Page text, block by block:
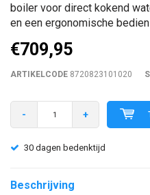
boiler voor direct kokend
en een ergonomische
€709,95
ARTIKELCODE 8720823101020
- +
30 dagen bedenktijd
Beschrijving